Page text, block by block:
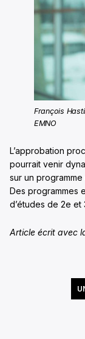
François
EMNO
L’approbation
pourrait venir
sur un
Des programmes
d’études de 2e et
Article écrit avec